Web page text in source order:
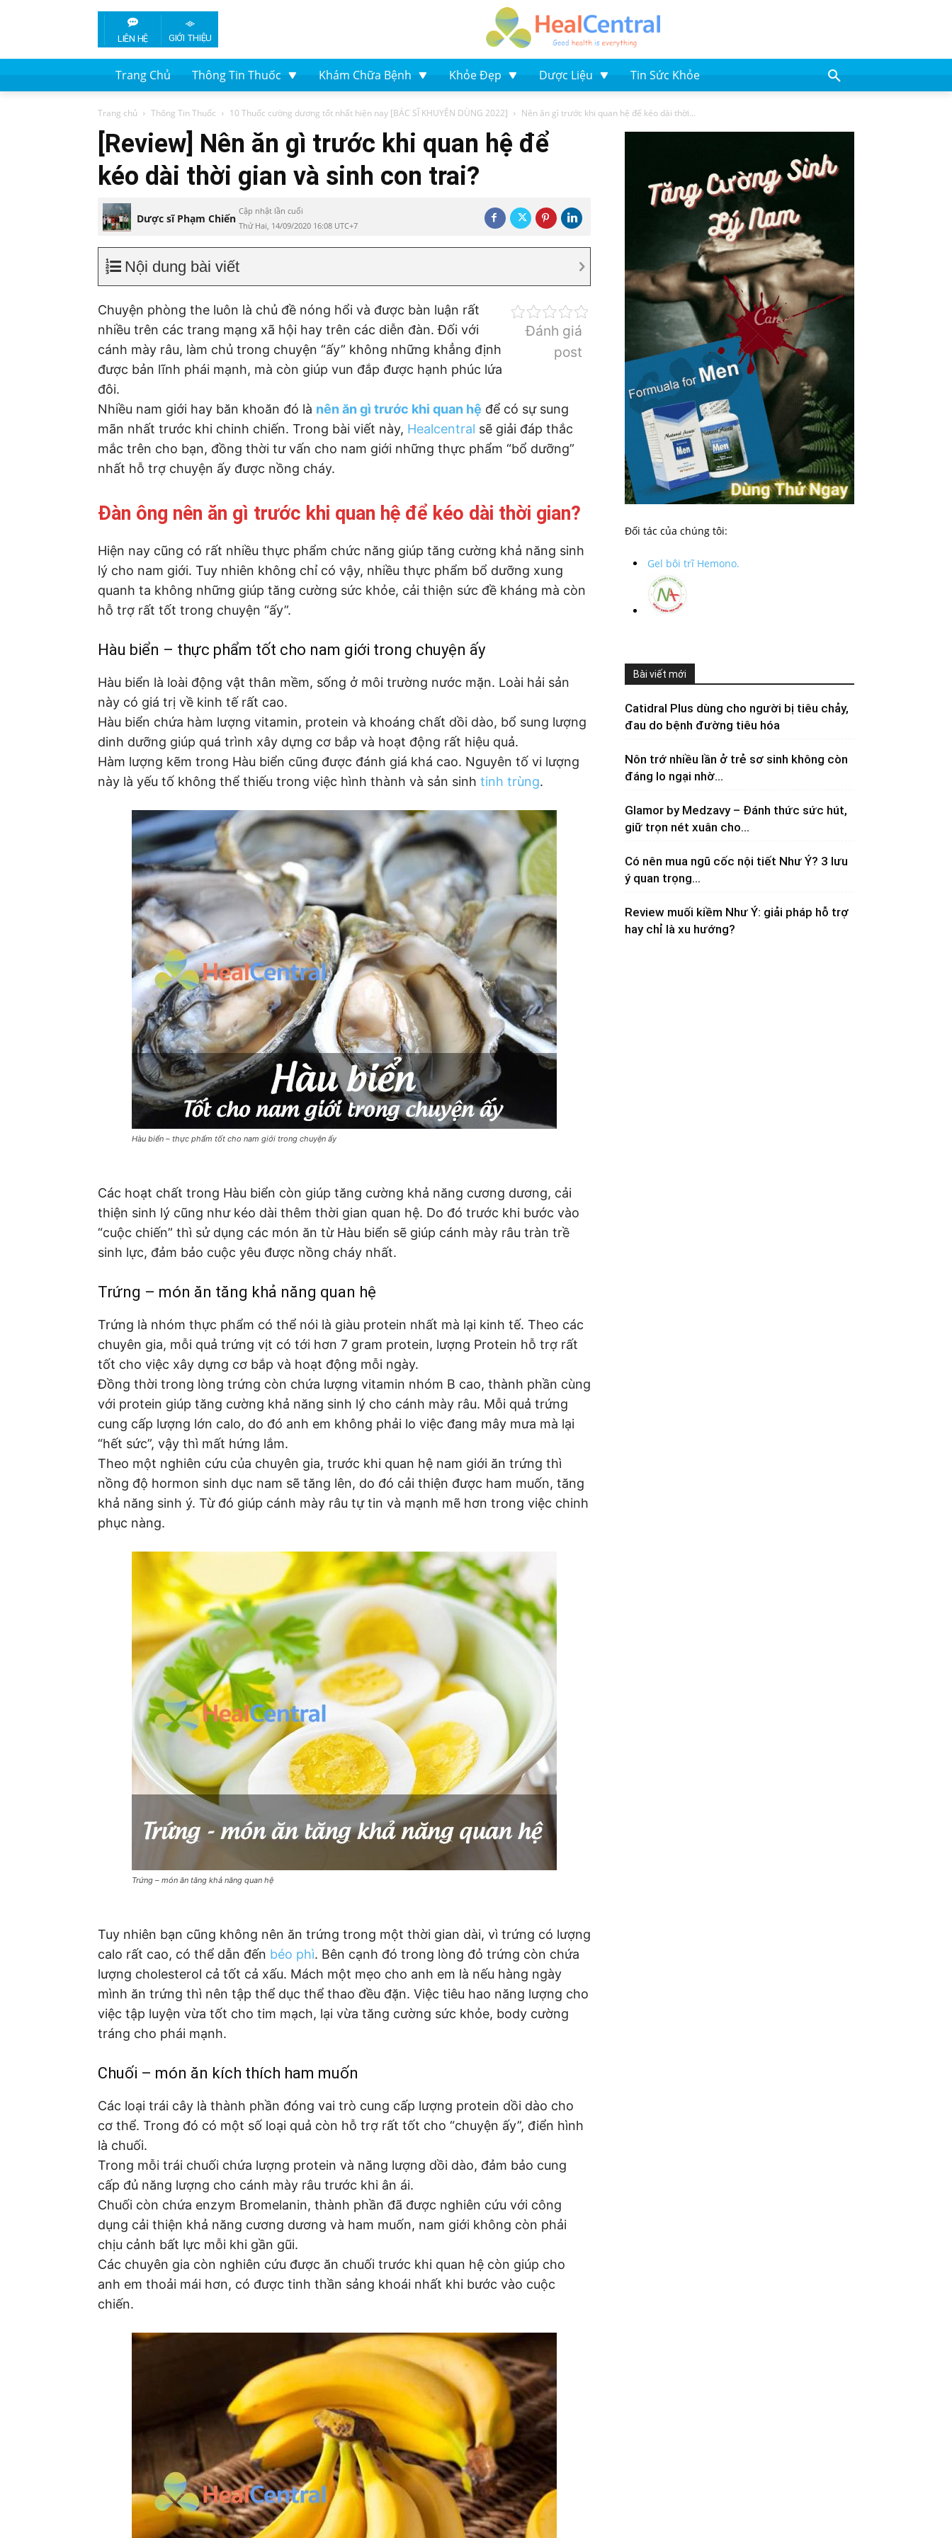
LIÊN HỆ GIỚI THIỆU
Trang Chủ Thông Tin Thuốc Khám Chữa Bệnh Khỏe Đẹp Dược Liệu Tin Sức Khỏe
Trang chủ Thông Tin Thuốc 10 Thuốc cường dương tốt nhất hiện nay [BÁC SĨ KHUYÊN DÙNG 2022] Nên ăn gì trước khi quan hệ để kéo dài thời...
[Review] Nên ăn gì trước khi quan hệ để
kéo dài thời gian và sinh con trai?
Dược sĩ Phạm Chiến
Cập nhật lần cuối
Thứ Hai, 14/09/2020 16:08 UTC+7
Nội dung bài viết
Đánh giá
post
Chuyện phòng the luôn là chủ đề nóng hổi và được bàn luận rất
nhiều trên các trang mạng xã hội hay trên các diễn đàn. Đối với
cánh mày râu, làm chủ trong chuyện “ấy” không những khẳng định
được bản lĩnh phái mạnh, mà còn giúp vun đắp được hạnh phúc lứa
đôi.
Nhiều nam giới hay băn khoăn đó là nên ăn gì trước khi quan hệ để có sự sung
mãn nhất trước khi chinh chiến. Trong bài viết này, Healcentral sẽ giải đáp thắc
mắc trên cho bạn, đồng thời tư vấn cho nam giới những thực phẩm “bổ dưỡng”
nhất hỗ trợ chuyện ấy được nồng cháy.
Đàn ông nên ăn gì trước khi quan hệ để kéo dài thời gian?
Hiện nay cũng có rất nhiều thực phẩm chức năng giúp tăng cường khả năng sinh
lý cho nam giới. Tuy nhiên không chỉ có vậy, nhiều thực phẩm bổ dưỡng xung
quanh ta không những giúp tăng cường sức khỏe, cải thiện sức đề kháng mà còn
hỗ trợ rất tốt trong chuyện “ấy”.
Hàu biển – thực phẩm tốt cho nam giới trong chuyện ấy
Hàu biển là loài động vật thân mềm, sống ở môi trường nước mặn. Loài hải sản
này có giá trị về kinh tế rất cao.
Hàu biển chứa hàm lượng vitamin, protein và khoáng chất dồi dào, bổ sung lượng
dinh dưỡng giúp quá trình xây dựng cơ bắp và hoạt động rất hiệu quả.
Hàm lượng kẽm trong Hàu biển cũng được đánh giá khá cao. Nguyên tố vi lượng
này là yếu tố không thể thiếu trong việc hình thành và sản sinh tinh trùng.
Hàu biển – thực phẩm tốt cho nam giới trong chuyện ấy
Các hoạt chất trong Hàu biển còn giúp tăng cường khả năng cương dương, cải
thiện sinh lý cũng như kéo dài thêm thời gian quan hệ. Do đó trước khi bước vào
“cuộc chiến” thì sử dụng các món ăn từ Hàu biển sẽ giúp cánh mày râu tràn trề
sinh lực, đảm bảo cuộc yêu được nồng cháy nhất.
Trứng – món ăn tăng khả năng quan hệ
Trứng là nhóm thực phẩm có thể nói là giàu protein nhất mà lại kinh tế. Theo các
chuyên gia, mỗi quả trứng vịt có tới hơn 7 gram protein, lượng Protein hỗ trợ rất
tốt cho việc xây dựng cơ bắp và hoạt động mỗi ngày.
Đồng thời trong lòng trứng còn chứa lượng vitamin nhóm B cao, thành phần cùng
với protein giúp tăng cường khả năng sinh lý cho cánh mày râu. Mỗi quả trứng
cung cấp lượng lớn calo, do đó anh em không phải lo việc đang mây mưa mà lại
“hết sức”, vậy thì mất hứng lắm.
Theo một nghiên cứu của chuyên gia, trước khi quan hệ nam giới ăn trứng thì
nồng độ hormon sinh dục nam sẽ tăng lên, do đó cải thiện được ham muốn, tăng
khả năng sinh ý. Từ đó giúp cánh mày râu tự tin và mạnh mẽ hơn trong việc chinh
phục nàng.
Trứng – món ăn tăng khả năng quan hệ
Tuy nhiên bạn cũng không nên ăn trứng trong một thời gian dài, vì trứng có lượng
calo rất cao, có thể dẫn đến béo phì. Bên cạnh đó trong lòng đỏ trứng còn chứa
lượng cholesterol cả tốt cả xấu. Mách một mẹo cho anh em là nếu hàng ngày
mình ăn trứng thì nên tập thể dục thể thao đều đặn. Việc tiêu hao năng lượng cho
việc tập luyện vừa tốt cho tim mạch, lại vừa tăng cường sức khỏe, body cường
tráng cho phái mạnh.
Chuối – món ăn kích thích ham muốn
Các loại trái cây là thành phần đóng vai trò cung cấp lượng protein dồi dào cho
cơ thể. Trong đó có một số loại quả còn hỗ trợ rất tốt cho “chuyện ấy”, điển hình
là chuối.
Trong mỗi trái chuối chứa lượng protein và năng lượng dồi dào, đảm bảo cung
cấp đủ năng lượng cho cánh mày râu trước khi ân ái.
Chuối còn chứa enzym Bromelanin, thành phần đã được nghiên cứu với công
dụng cải thiện khả năng cương dương và ham muốn, nam giới không còn phải
chịu cảnh bất lực mỗi khi gần gũi.
Các chuyên gia còn nghiên cứu được ăn chuối trước khi quan hệ còn giúp cho
anh em thoải mái hơn, có được tinh thần sảng khoái nhất khi bước vào cuộc
chiến.
Đối tác của chúng tôi:
Gel bôi trĩ Hemono.
Bài viết mới
Catidral Plus dùng cho người bị tiêu chảy,
đau do bệnh đường tiêu hóa
Nôn trớ nhiều lần ở trẻ sơ sinh không còn
đáng lo ngại nhờ...
Glamor by Medzavy – Đánh thức sức hút,
giữ trọn nét xuân cho...
Có nên mua ngũ cốc nội tiết Như Ý? 3 lưu
ý quan trọng...
Review muối kiềm Như Ý: giải pháp hỗ trợ
hay chỉ là xu hướng?